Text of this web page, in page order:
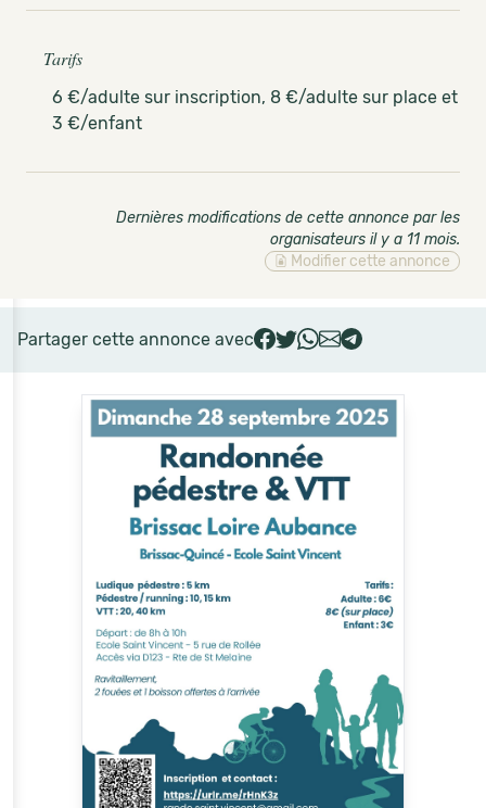
Tarifs
6 €/adulte sur inscription, 8 €/adulte sur place et
3 €/enfant
Dernières modifications de cette annonce par les
organisateurs il y a 11 mois.
Modifier cette annonce
Partager cette annonce avec